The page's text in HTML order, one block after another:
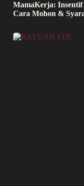
MamaKerja:
Cara Mohon &